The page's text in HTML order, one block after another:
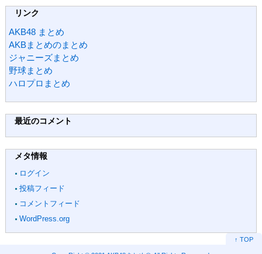
リンク
AKB48 まとめ
AKBまとめのまとめ
ジャニーズまとめ
野球まとめ
ハロプロまとめ
最近のコメント
メタ情報
ログイン
投稿フィード
コメントフィード
WordPress.org
↑ TOP